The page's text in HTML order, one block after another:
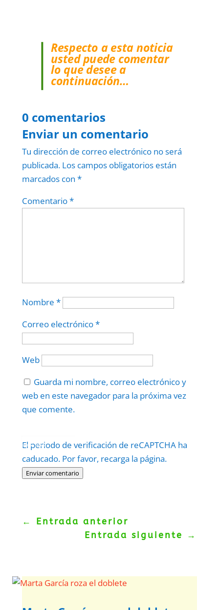
Respecto a esta noticia
usted puede comentar
lo que desee a
continuación…
0 comentarios
Enviar un comentario
Tu dirección de correo electrónico no será
publicada. Los campos obligatorios están
marcados con *
Comentario*
Nombre *
Correo electrónico*
Web
Guarda mi nombre, correo electrónico y
web en este navegador para la próxima vez
que comente.
El periodo de verificación de reCAPTCHA ha
caducado. Por favor, recarga la página.
Enviar comentario
Politica–Términos.
← Entrada anterior
Entrada siguiente
→